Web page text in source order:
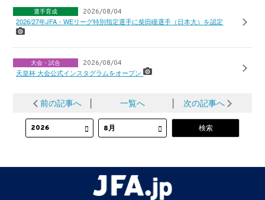
選手育成 2026/08/04
2026/27年JFA・WEリーグ特別指定選手に柴田瞳選手（日本大）を認定
大会・試合 2026/08/04
天皇杯 大会公式インスタグラムをオープン
前の記事へ 一覧へ 次の記事へ